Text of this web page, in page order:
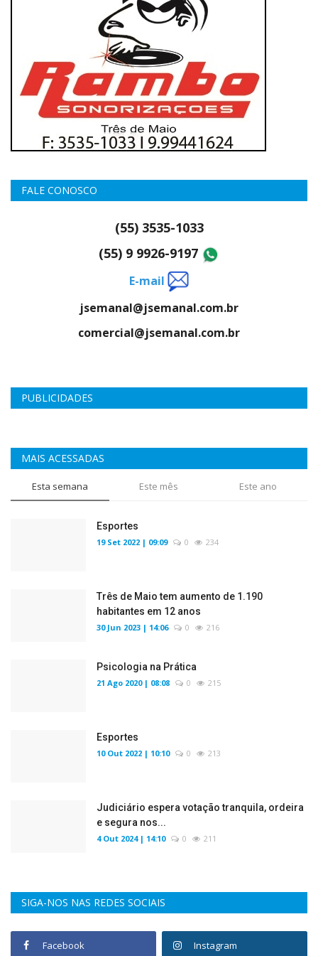
FALE CONOSCO
(55) 3535-1033
(55) 9 9926-9197
E-mail
jsemanal@jsemanal.com.br
comercial@jsemanal.com.br
PUBLICIDADES
MAIS ACESSADAS
Esta semana Este mês Este ano
Esportes
19 Set 2022 | 09:09 0 234
Três de Maio tem aumento de 1.190
habitantes em 12 anos
30 Jun 2023 | 14:06 0 216
Psicologia na Prática
21 Ago 2020 | 08:08 0 215
Esportes
10 Out 2022 | 10:10 0 213
Judiciário espera votação tranquila, ordeira
e segura nos...
4 Out 2024 | 14:10 0 211
SIGA-NOS NAS REDES SOCIAIS
Facebook Instagram